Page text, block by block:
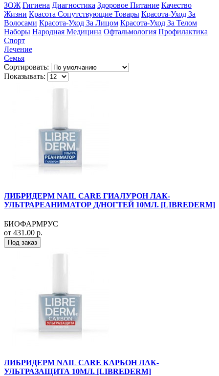
ЗОЖ Гигиена Диагностика Здоровое Питание Качество
Жизни Красота Сопутствующие Товары Красота-Уход За
Волосами Красота-Уход За Лицом Красота-Уход За Телом
Наборы Народная Медицина Офтальмология Профилактика
Спорт
Лечение
Семья
Сортировать:
Показывать:
ЛИБРИДЕРМ NAIL CARE ГИАЛУРОН ЛАК-
УЛЬТРАРЕАНИМАТОР Д/НОГТЕЙ 10МЛ. [LIBREDERM]
БИОФАРМРУС
от 431.00 р.
Под заказ
ЛИБРИДЕРМ NAIL CARE КАРБОН ЛАК-
УЛЬТРАЗАЩИТА 10МЛ. [LIBREDERM]